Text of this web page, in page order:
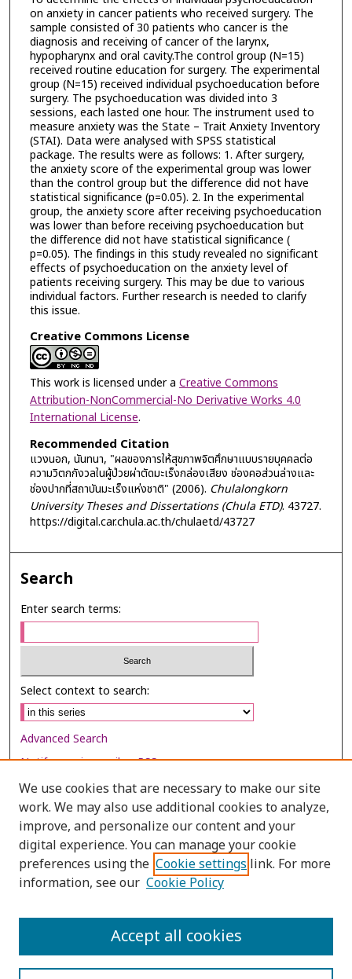
on anxiety in cancer patients who received surgery. The
sample consisted of 30 patients who cancer is the
diagnosis and receiving of cancer of the larynx,
hypopharynx and oral cavity.The control group (N=15)
received routine education for surgery. The experimental
group (N=15) received individual psychoeducation before
surgery. The psychoeducation was divided into 3
sessions, each lasted one hour. The instrument used to
measure anxiety was the State – Trait Anxiety Inventory
(STAI). Data were analysed with SPSS statistical
package. The results were as follows: 1. After surgery,
the anxiety score of the experimental group was lower
than the control group but the difference did not have
statistical significance (p=0.05). 2. In the experimental
group, the anxiety score after receiving psychoeducation
was lower than before receiving psychoeducation but
the difference did not have statistical significance (
p=0.05). The findings in this study revealed no significant
effects of psychoeducation on the anxiety level of
patients receiving surgery. This may be due to various
individual factors. Further research is needed to clarify
this issue.
Creative Commons License
This work is licensed under a Creative Commons
Attribution-NonCommercial-No Derivative Works 4.0
International License.
Recommended Citation
แวงนอก, นันทนา, "ผลของการให้สุขภาพจิตศึกษาแบบรายบุคคลต่อ
ความวิตกกังวลในผู้ป่วยผ่าตัดมะเร็งกล่องเสียง ช่องคอส่วนล่างและ
ช่องปากที่สถาบันมะเร็งแห่งชาติ" (2006). Chulalongkorn
University Theses and Dissertations (Chula ETD). 43727.
https://digital.car.chula.ac.th/chulaetd/43727
Search
Enter search terms:
Select context to search:
Advanced Search
Notify me via email orRSS
Browse
Collections
Disciplines
Authors
We use cookies that are necessary to make our site
work. We may also use additional cookies to analyze,
improve, and personalize our content and your
digital experience. You can manage your cookie
preferences using the Cookie settings link. For more
information, see our Cookie Policy
Accept all cookies